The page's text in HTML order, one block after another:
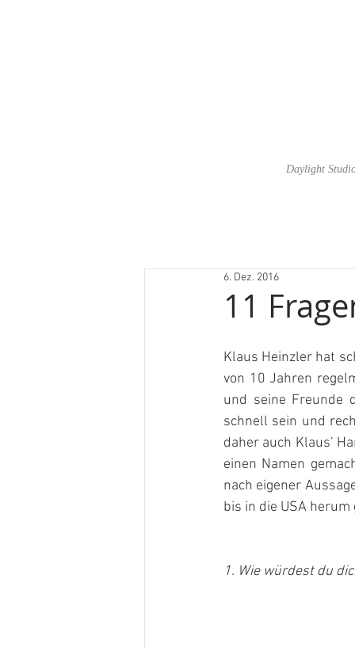
Daylight
11
6. Dez. 2016
Klaus Heinzler hat
von 10 Jahren
und seine Freunde
schnell sein und
daher auch Klaus’
einen Namen
nach eigener
bis in die USA herum
1. Wie würdest du